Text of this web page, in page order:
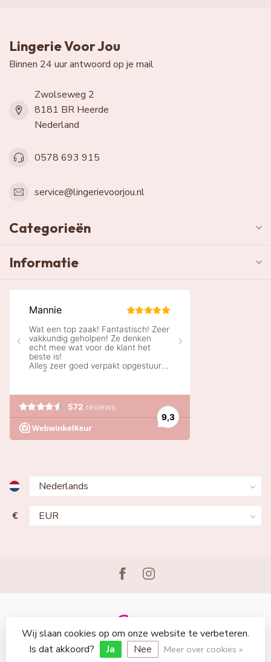
Lingerie Voor Jou
Binnen 24 uur antwoord op je mail
Zwolseweg 2
8181 BR Heerde
Nederland
0578 693 915
service@lingerievoorjou.nl
Categorieën
Informatie
€
© Copyright 2026 Lingerie Voor Jou
Wij slaan cookies op om onze website te verbeteren.
Is dat akkoord?
Ja Nee Meer over cookies »